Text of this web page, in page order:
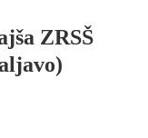
ZRSŠ